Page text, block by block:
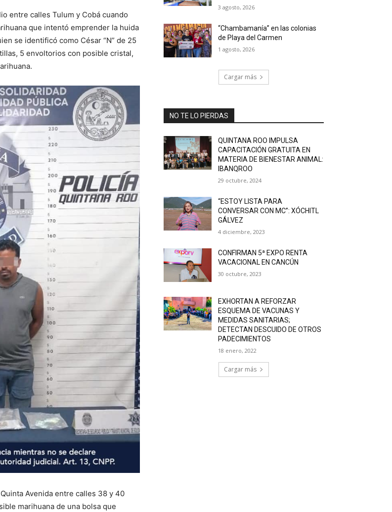
entre calles Tulum y Cobá cuando
que intentó emprender la huida
se identificó como César “N” de 25
5 envoltorios con posible cristal,
Avenida entre calles 38 y 40
marihuana de una bolsa que
3 agosto, 2026
“Chambamanía” en las colonias
de Playa del Carmen
1 agosto, 2026
Cargar más
NO TE LO PIERDAS
QUINTANA ROO IMPULSA
CAPACITACIÓN GRATUITA EN
MATERIA DE BIENESTAR ANIMAL:
IBANQROO
29 octubre, 2024
“ESTOY LISTA PARA
CONVERSAR CON MC”: XÓCHITL
GÁLVEZ
4 diciembre, 2023
CONFIRMAN 5ª EXPO RENTA
VACACIONAL EN CANCÚN
30 octubre, 2023
EXHORTAN A REFORZAR
ESQUEMA DE VACUNAS Y
MEDIDAS SANITARIAS;
DETECTAN DESCUIDO DE OTROS
PADECIMIENTOS
18 enero, 2022
Cargar más